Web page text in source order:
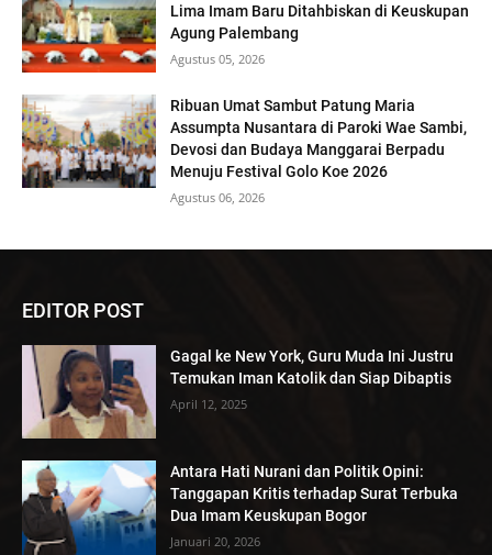
Lima Imam Baru Ditahbiskan di Keuskupan
Agung Palembang
Agustus 05, 2026
Ribuan Umat Sambut Patung Maria
Assumpta Nusantara di Paroki Wae Sambi,
Devosi dan Budaya Manggarai Berpadu
Menuju Festival Golo Koe 2026
Agustus 06, 2026
EDITOR POST
Gagal ke New York, Guru Muda Ini Justru
Temukan Iman Katolik dan Siap Dibaptis
April 12, 2025
Antara Hati Nurani dan Politik Opini:
Tanggapan Kritis terhadap Surat Terbuka
Dua Imam Keuskupan Bogor
Januari 20, 2026